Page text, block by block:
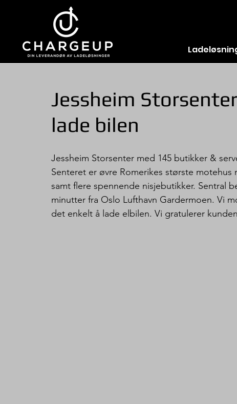
Jessheim
lade bilen
Jessheim Storsenter med 145 butikker &
Senteret er øvre Romerikes største
samt flere spennende nisjebutikker. Sentral
minutter fra Oslo Lufthavn Gardermoen. Vi
det enkelt å lade elbilen. Vi gratulerer